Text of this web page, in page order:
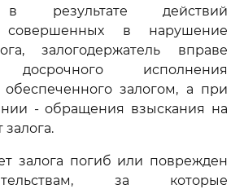
результате действий
совершенных в нарушение
залогодержатель вправе
досрочного исполнения
обеспеченного залогом, а при
- обращения взыскания на
залога погиб или поврежден
за которые